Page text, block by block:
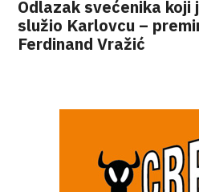
Odlazak svećenika
služio Karlovcu –
Ferdinand Vražić